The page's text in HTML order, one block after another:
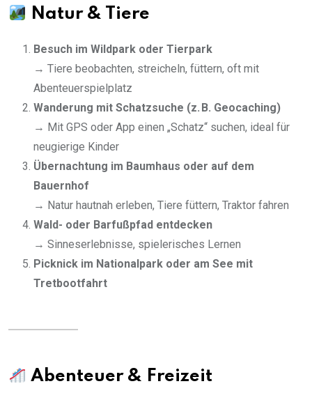
Natur & Tiere
Besuch im Wildpark oder Tierpark
→ Tiere beobachten, streicheln, füttern, oft mit
Abenteuerspielplatz
Wanderung mit Schatzsuche (z. B. Geocaching)
→ Mit GPS oder App einen „Schatz“ suchen, ideal für
neugierige Kinder
Übernachtung im Baumhaus oder auf dem
Bauernhof
→ Natur hautnah erleben, Tiere füttern, Traktor fahren
Wald- oder Barfußpfad entdecken
→ Sinneserlebnisse, spielerisches Lernen
Picknick im Nationalpark oder am See mit
Tretbootfahrt
Abenteuer & Freizeit